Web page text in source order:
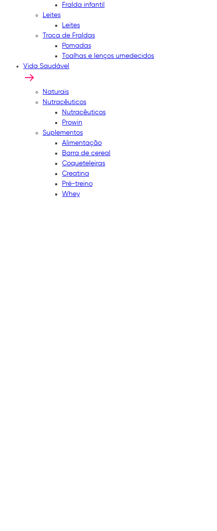
Fralda infantil
Leites
Leites
Troca de Fraldas
Pomadas
Toalhas e lenços umedecidos
Vida Saudável
Naturais
Nutracêuticos
Nutracêuticos
Prowin
Suplementos
Alimentação
Barra de cereal
Coqueteleiras
Creatina
Pré-treino
Whey